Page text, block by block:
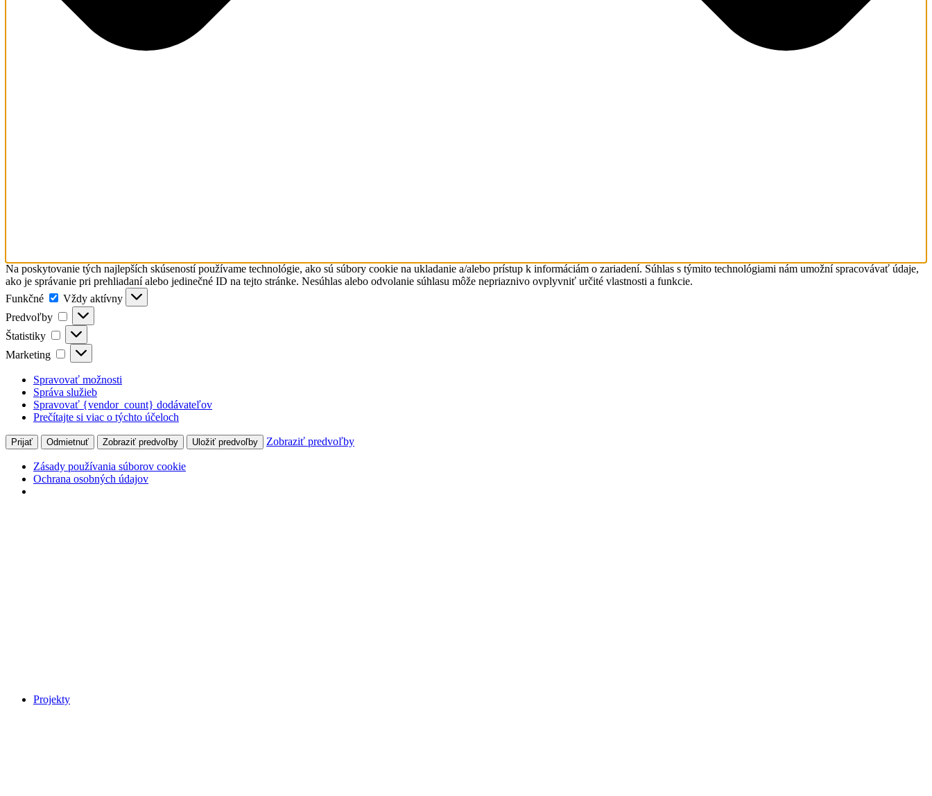
Na poskytovanie tých najlepších skúseností používame technológie, ako sú súbory cookie na ukladanie a/alebo prístup k informáciám o zariadení. Súhlas s týmito technológiami nám umožní spracovávať údaje,
ako je správanie pri prehliadaní alebo jedinečné ID na tejto stránke. Nesúhlas alebo odvolanie súhlasu môže nepriaznivo ovplyvniť určité vlastnosti a funkcie.
Funkčné
Funkčné
Vždy aktívny
Predvoľby
Predvoľby
Štatistiky Štatistiky
Marketing Marketing
Spravovať možnosti
Správa služieb
Spravovať {vendor_count} dodávateľov
Prečítajte si viac o týchto účeloch
Prijať Odmietnuť Zobraziť predvoľby Uložiť predvoľby Zobraziť predvoľby
Zásady používania súborov cookie
Ochrana osobných údajov
Projekty